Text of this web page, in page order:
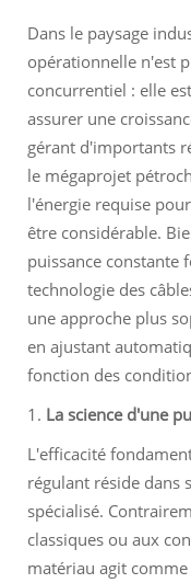
Dans le paysage
opérationnelle n'est
concurrentiel : elle
assurer une
gérant d'importants
le mégaprojet
l'énergie requise
être considérable.
puissance constante
technologie des
une approche plus
en ajustant
fonction des
1. La science d'une
L'efficacité
régulant réside dans
spécialisé.
classiques ou aux
matériau agit